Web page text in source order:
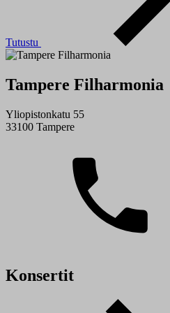
Tutustu
Tampere Filharmonia
Yliopistonkatu 55
33100 Tampere
Konsertit